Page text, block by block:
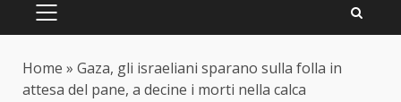
PRIMARY
Home » Gaza, gli israeliani sparano sulla folla in
attesa del pane, a decine i morti nella calca